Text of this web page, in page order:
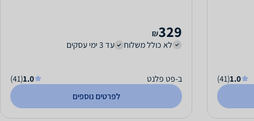
1.0
(41)
329
₪
לא כולל משלוח
עד 3 ימי עסקים
ב-פט פלנט 1.0
(41)
לפרטים נוספים